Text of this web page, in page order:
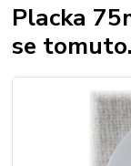
Placka
se